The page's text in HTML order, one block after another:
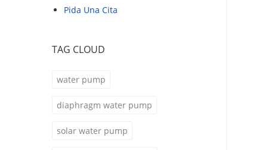
Pida Una Cita
TAG CLOUD
water pump
diaphragm water pump
solar water pump